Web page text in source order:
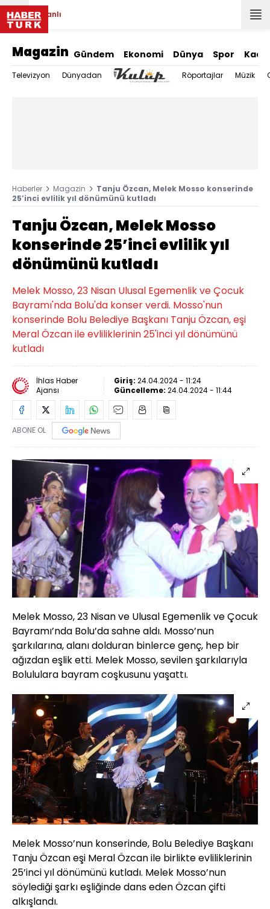
Canlı
Magazin Gündem Ekonomi Dünya Spor
Televizyon Dünyadan Röportajlar Müzik
Haberler Magazin
Tanju Özcan, Melek Mosso konserinde
25’inci evlilik yıl dönümünü kutladı
Tanju Özcan, Melek Mosso
konserinde 25’inci evlilik yıl
dönümünü kutladı
Melek Mosso, 23 Nisan Ulusal Egemenlik ve Çocuk
Bayramı'nda Bolu'da konser verdi. Mosso'nun
konserinde Bolu Belediye Başkanı Tanju Özcan, eşi
Meral Özcan ile evliliklerinin 25'inci yıl dönümünü
kutladı
İhlas Haber
Ajansı
Giriş: 24.04.2024 - 11:24
Güncelleme: 24.04.2024 - 11:44
ABONE OL
Melek Mosso, 23 Nisan ve Ulusal Egemenlik ve Çocuk
Bayramı’nda Bolu’da sahne aldı. Mosso’nun
şarkılarına, alanı dolduran binlerce genç, hep bir
ağızdan eşlik etti. Melek Mosso, sevilen şarkılarıyla
Bolululara bayram coşkusunu yaşattı.
Melek Mosso’nun konserinde, Bolu Belediye Başkanı
Tanju Özcan eşi Meral Özcan ile birlikte evliliklerinin
25’inci yıl dönümünü kutladı. Melek Mosso’nun
söylediği şarkı eşliğinde dans eden Özcan çifti
alkışlandı.